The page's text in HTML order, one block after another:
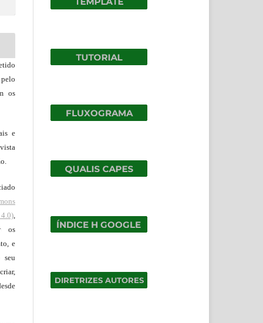
os
e
os
e